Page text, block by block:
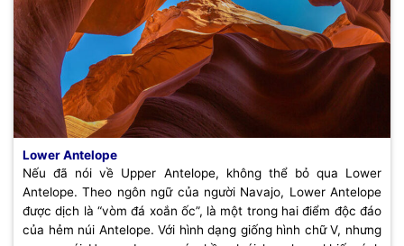
Lower Antelope
Nếu đã nói về Upper Antelope, không thể bỏ qua Lower
Antelope. Theo ngôn ngữ của người Navajo, Lower Antelope
được dịch là “vòm đá xoắn ốc”, là một trong hai điểm độc đáo
của hẻm núi Antelope. Với hình dạng giống hình chữ V, nhưng